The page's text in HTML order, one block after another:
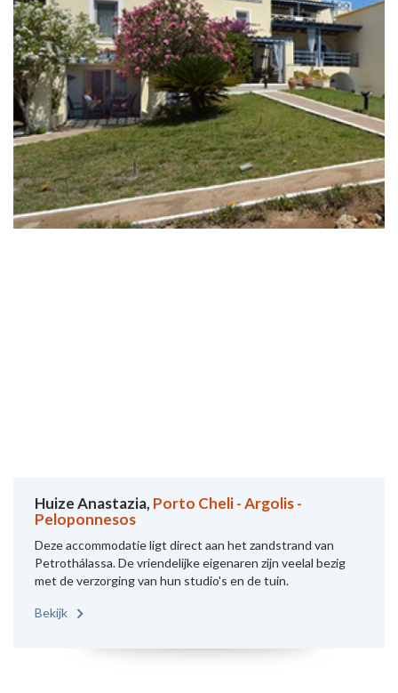
Huize Anastazia, Porto Cheli - Argolis -
Peloponnesos
Deze accommodatie ligt direct aan het zandstrand van
Petrothálassa. De vriendelijke eigenaren zijn veelal bezig
met de verzorging van hun studio's en de tuin.
Bekijk